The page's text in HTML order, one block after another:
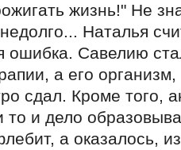
жизнь!" Не
Наталья
ошибка. Савелию
а его
сдал. Кроме того,
то и дело
а оказалось,